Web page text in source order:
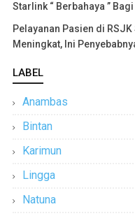
Starlink “ Berbahaya ”
Pelayanan Pasien di
Meningkat, Ini
LABEL
Anambas
Bintan
Karimun
Lingga
Natuna